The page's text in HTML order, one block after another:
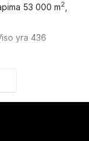
53 000 m2
yra 436